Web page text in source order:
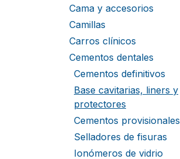
Cama y accesorios
Camillas
Carros clínicos
Cementos dentales
Cementos definitivos
Base cavitarias, liners y
protectores
Cementos provisionales
Selladores de fisuras
Ionómeros de vidrio